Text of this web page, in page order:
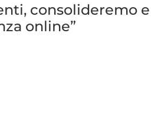
consolideremo
online”